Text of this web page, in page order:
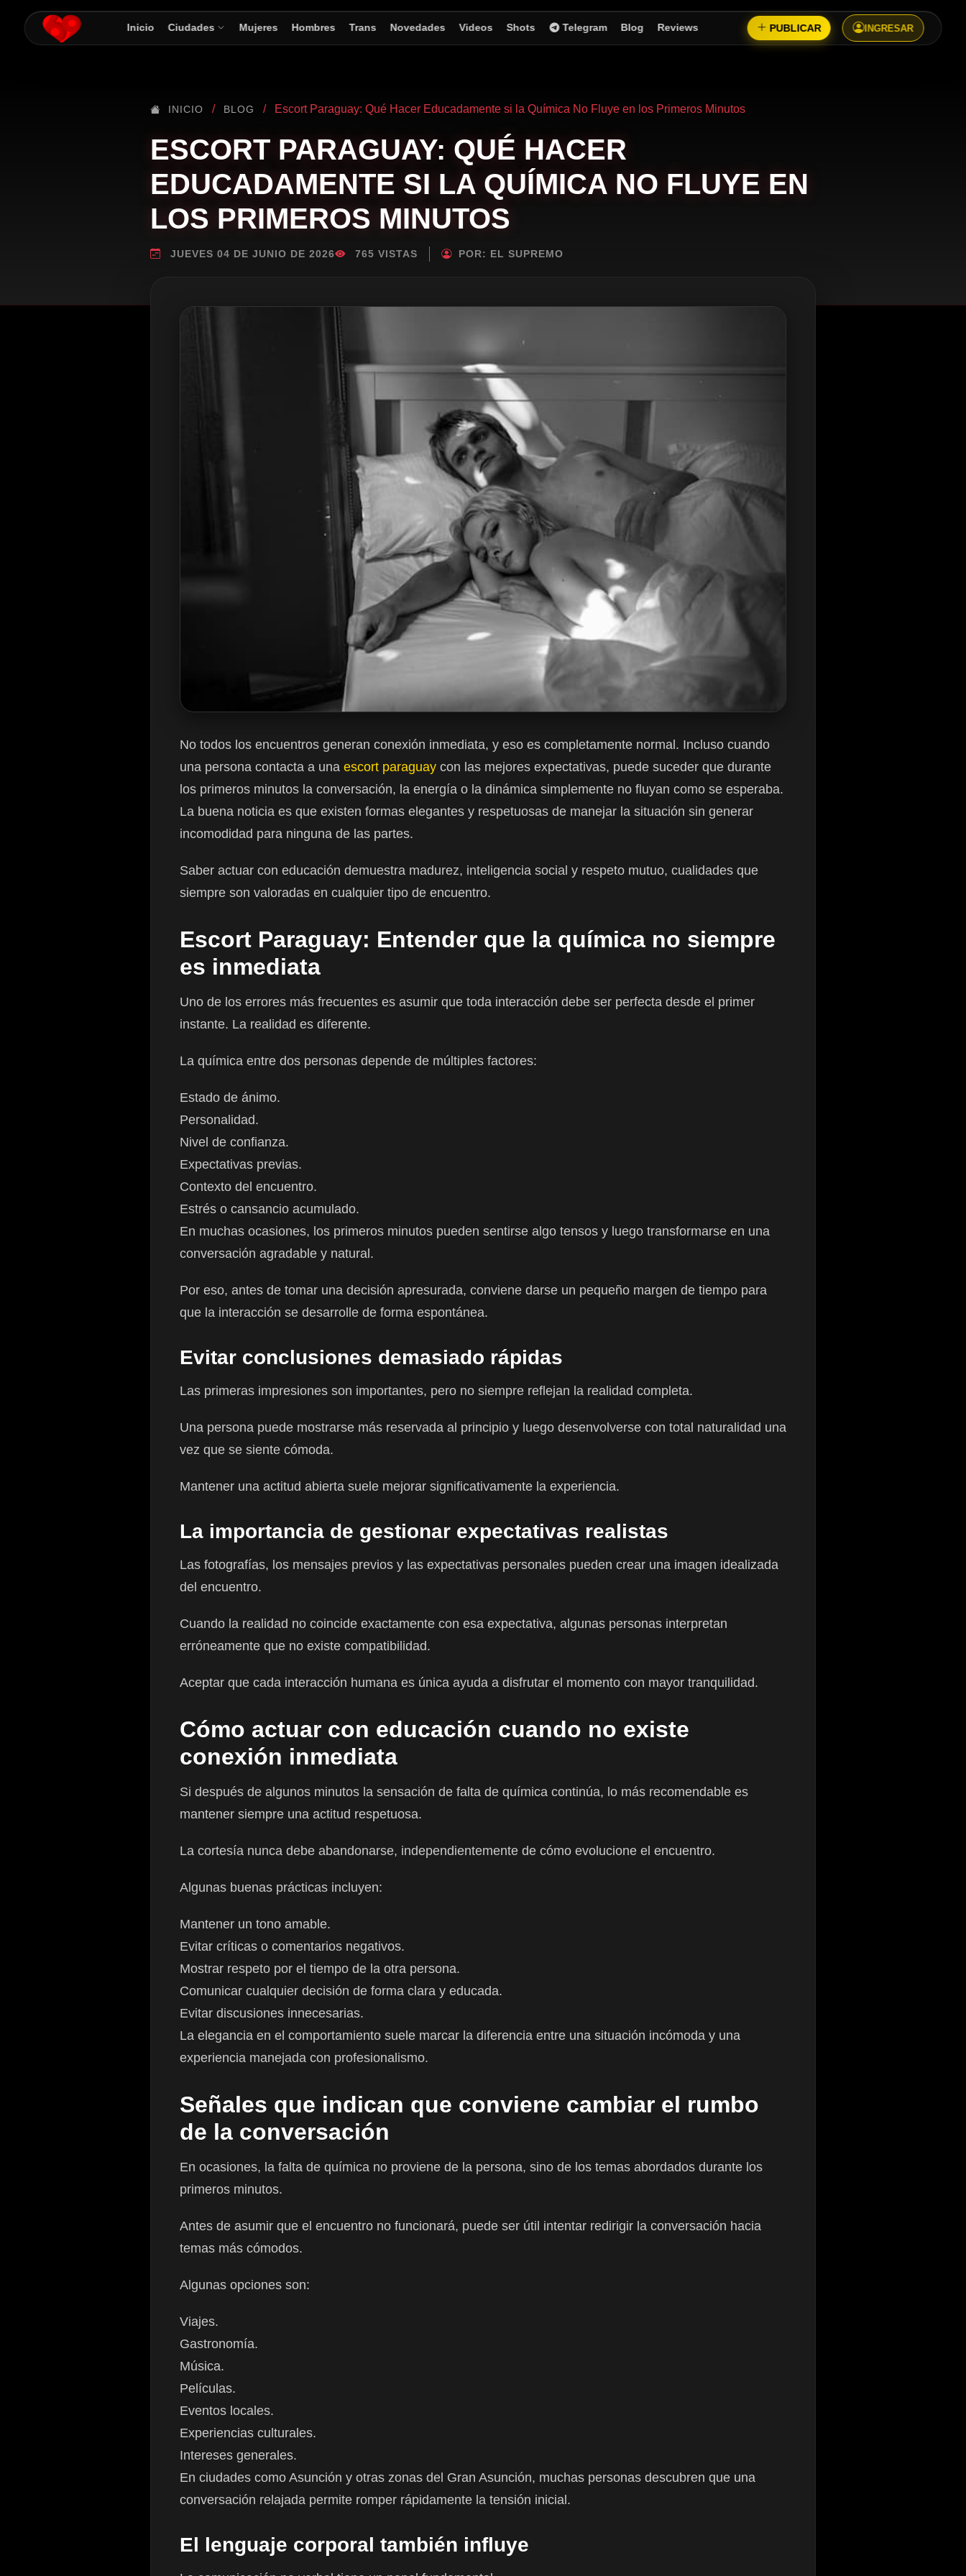
Inicio Ciudades Mujeres Hombres Trans Novedades Videos Shots Telegram Blog Reviews PUBLICAR INGRESAR
INICIO / BLOG / Escort Paraguay: Qué Hacer Educadamente si la Química No Fluye en los Primeros Minutos
ESCORT PARAGUAY: QUÉ HACER
EDUCADAMENTE SI LA QUÍMICA NO FLUYE EN
LOS PRIMEROS MINUTOS
JUEVES 04 DE JUNIO DE 2026 765 VISTAS POR: EL SUPREMO
No todos los encuentros generan conexión inmediata, y eso es completamente normal. Incluso cuando
una persona contacta a una escort paraguay con las mejores expectativas, puede suceder que durante
los primeros minutos la conversación, la energía o la dinámica simplemente no fluyan como se esperaba.
La buena noticia es que existen formas elegantes y respetuosas de manejar la situación sin generar
incomodidad para ninguna de las partes.
Saber actuar con educación demuestra madurez, inteligencia social y respeto mutuo, cualidades que
siempre son valoradas en cualquier tipo de encuentro.
Escort Paraguay: Entender que la química no siempre
es inmediata
Uno de los errores más frecuentes es asumir que toda interacción debe ser perfecta desde el primer
instante. La realidad es diferente.
La química entre dos personas depende de múltiples factores:
Estado de ánimo.
Personalidad.
Nivel de confianza.
Expectativas previas.
Contexto del encuentro.
Estrés o cansancio acumulado.
En muchas ocasiones, los primeros minutos pueden sentirse algo tensos y luego transformarse en una
conversación agradable y natural.
Por eso, antes de tomar una decisión apresurada, conviene darse un pequeño margen de tiempo para
que la interacción se desarrolle de forma espontánea.
Evitar conclusiones demasiado rápidas
Las primeras impresiones son importantes, pero no siempre reflejan la realidad completa.
Una persona puede mostrarse más reservada al principio y luego desenvolverse con total naturalidad una
vez que se siente cómoda.
Mantener una actitud abierta suele mejorar significativamente la experiencia.
La importancia de gestionar expectativas realistas
Las fotografías, los mensajes previos y las expectativas personales pueden crear una imagen idealizada
del encuentro.
Cuando la realidad no coincide exactamente con esa expectativa, algunas personas interpretan
erróneamente que no existe compatibilidad.
Aceptar que cada interacción humana es única ayuda a disfrutar el momento con mayor tranquilidad.
Cómo actuar con educación cuando no existe
conexión inmediata
Si después de algunos minutos la sensación de falta de química continúa, lo más recomendable es
mantener siempre una actitud respetuosa.
La cortesía nunca debe abandonarse, independientemente de cómo evolucione el encuentro.
Algunas buenas prácticas incluyen:
Mantener un tono amable.
Evitar críticas o comentarios negativos.
Mostrar respeto por el tiempo de la otra persona.
Comunicar cualquier decisión de forma clara y educada.
Evitar discusiones innecesarias.
La elegancia en el comportamiento suele marcar la diferencia entre una situación incómoda y una
experiencia manejada con profesionalismo.
Señales que indican que conviene cambiar el rumbo
de la conversación
En ocasiones, la falta de química no proviene de la persona, sino de los temas abordados durante los
primeros minutos.
Antes de asumir que el encuentro no funcionará, puede ser útil intentar redirigir la conversación hacia
temas más cómodos.
Algunas opciones son:
Viajes.
Gastronomía.
Música.
Películas.
Eventos locales.
Experiencias culturales.
Intereses generales.
En ciudades como Asunción y otras zonas del Gran Asunción, muchas personas descubren que una
conversación relajada permite romper rápidamente la tensión inicial.
El lenguaje corporal también influye